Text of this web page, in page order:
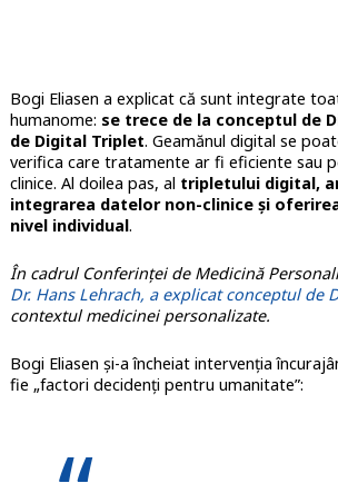
Bogi Eliasen a explicat că sunt integrate
humanome: se trece de la conceptul de
de Digital Triplet. Geamănul digital se
verifica care tratamente ar fi eficiente sau
clinice. Al doilea pas, al tripletului digital,
integrarea datelor non-clinice și
nivel individual.
În cadrul Conferinței de Medicină
Dr. Hans Lehrach, a explicat conceptul de
contextul medicinei personalizate.
Bogi Eliasen și-a încheiat intervenția
fie „factori decidenți pentru umanitate”: